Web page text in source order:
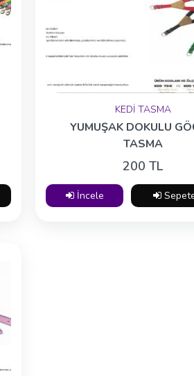
KEDİ TASMA
YUMUŞAK DOKULU
TASMA
200 TL
İncele